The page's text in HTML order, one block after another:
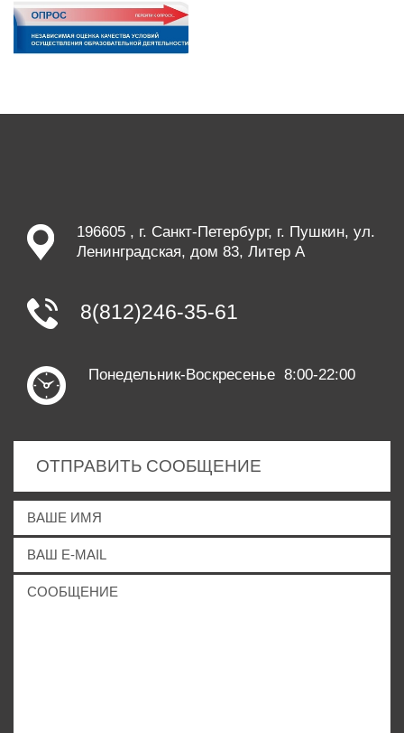
196605 , г. Санкт-Петербург, г. Пушкин, ул.
Ленинградская, дом 83, Литер А
8(812)246-35-61
Понедельник-Воскресенье 8:00-22:00
ОТПРАВИТЬ СООБЩЕНИЕ